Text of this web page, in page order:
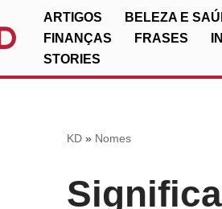
ARTIGOS BELEZA E
FINANÇAS
FRASES
STORIES
KD» Nomes